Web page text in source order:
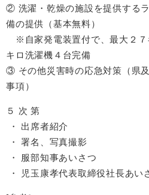
② 洗濯・乾燥の施設を提供する
備の提供（基本無料）
※自家発電装置付で、最大２７
キロ洗濯機４台完備
③ その他災害時の応急対策（県
事項）
５ 次 第
・ 出席者紹介
・ 署名、写真撮影
・ 服部知事あいさつ
・ 児玉康孝代表取締役社長あい